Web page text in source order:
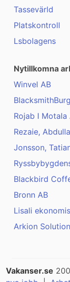
Tassevärld
Platskontroll
Lsbolagens
Nytillkomna
Winvel AB
Rojab I
Rezaie,
Jonsson,
Blackbird
Bronn AB
Lisali
Arkion
Vakanser.se